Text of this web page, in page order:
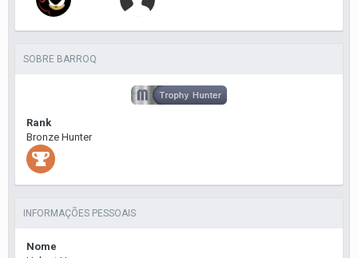
SOBRE BARROQ
Rank
Bronze Hunter
INFORMAÇÕES PESSOAIS
Nome